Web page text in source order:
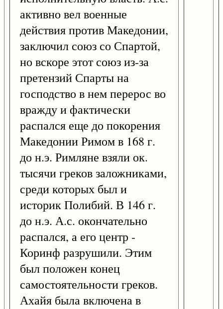
активно вел военные
действия против Македонии,
заключил союз со Спартой,
но вскоре этот союз из-за
претензий Спарты на
господство в нем перерос во
вражду и фактически
распался еще до покорения
Македонии Римом в 168 г.
до н.э. Римляне взяли ок.
тысячи греков заложниками,
среди которых был и
историк Полибий. В 146 г.
до н.э. А.с. окончательно
распался, а его центр -
Коринф разрушили. Этим
был положен конец
самостоятельности греков.
Ахайя была включена в